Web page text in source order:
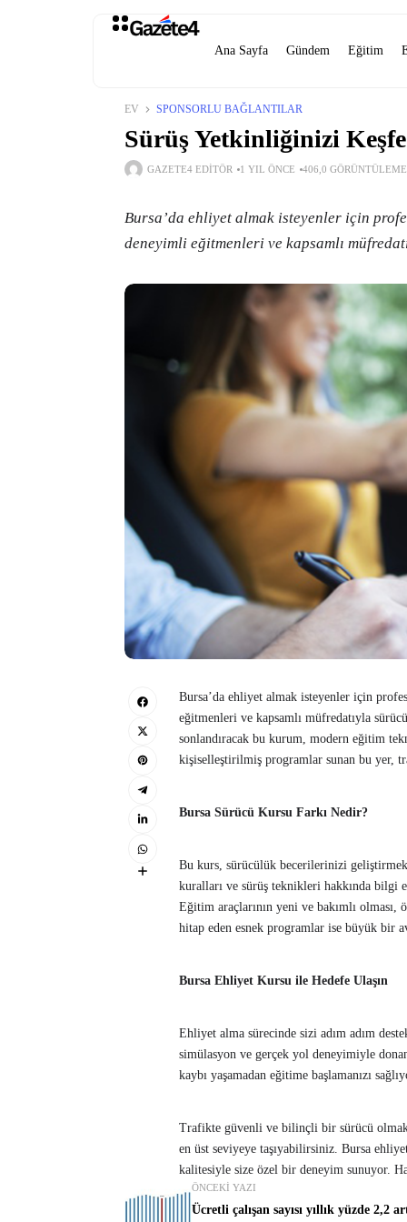
Ana Sayfa Gündem Eğitim
EV SPONSORLU BAĞLANTILAR
Sürüş Yetkinliğinizi
GAZETE4 EDITÖR 1 YIL ÖNCE 406,0 GÖRÜNTÜLEME
Bursa’da ehliyet almak isteyenler için
deneyimli eğitmenleri ve kapsamlı
Bursa’da ehliyet almak isteyenler için
eğitmenleri ve kapsamlı müfredatıyla
sonlandıracak bu kurum, modern eğitim
kişiselleştirilmiş programlar sunan bu yer,
Bursa Sürücü Kursu Farkı Nedir?
Bu kurs, sürücülük becerilerinizi
kuralları ve sürüş teknikleri hakkında bilgi
Eğitim araçlarının yeni ve bakımlı
hitap eden esnek programlar ise büyük bir
Bursa Ehliyet Kursu ile Hedefe Ulaşın
Ehliyet alma sürecinde sizi adım adım
simülasyon ve gerçek yol deneyimiyle
kaybı yaşamadan eğitime başlamanızı
Trafikte güvenli ve bilinçli bir sürücü
en üst seviyeye taşıyabilirsiniz. Bursa
kalitesiyle size özel bir deneyim sunuyor.
ÖNCEKI YAZI
Ücretli çalışan sayısı yıllık yüzde 2,2